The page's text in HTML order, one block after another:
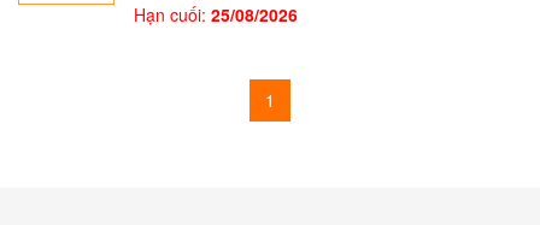
Hạn cuối: 25/08/2026
1